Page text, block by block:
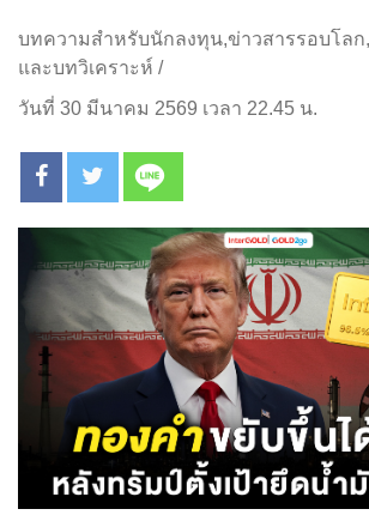
บทความสำหรับนักลงทุน,ข่าวสารรอบโลก,
และบทวิเคราะห์ /
วันที่ 30 มีนาคม 2569 เวลา 22.45 น.